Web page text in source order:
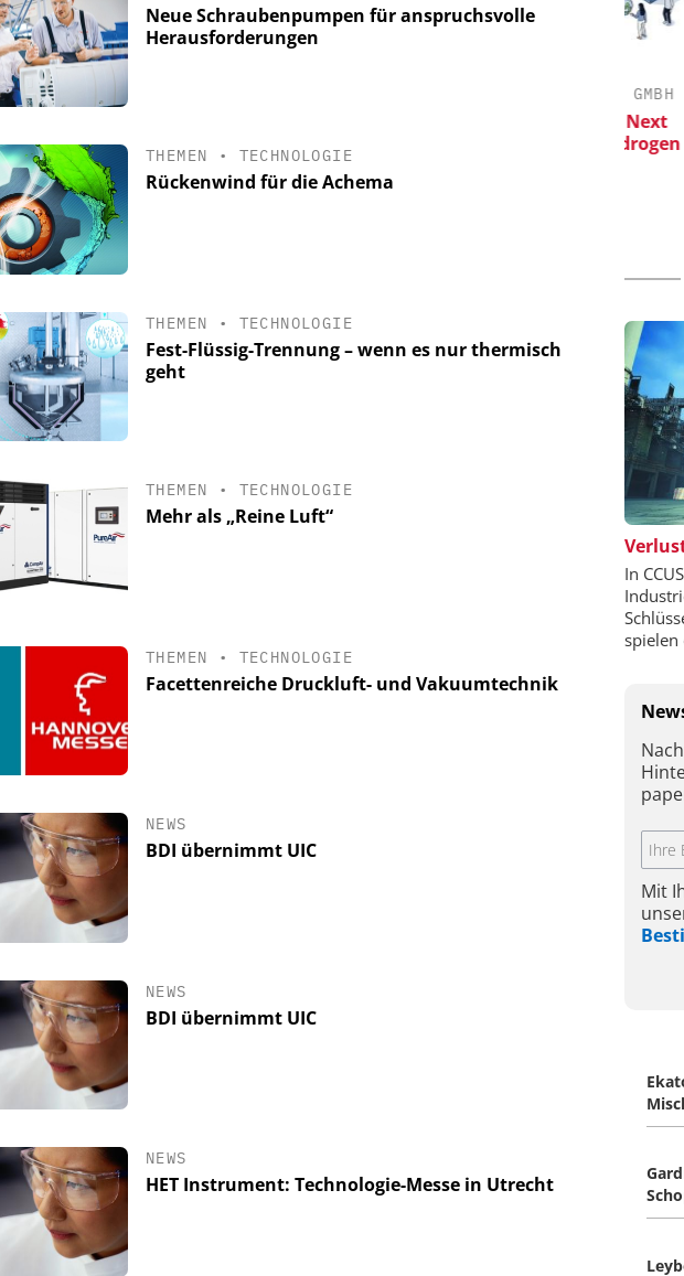
Neue Schraubenpumpen für anspruchsvolle
Herausforderungen
THEMEN • TECHNOLOGIE
Rückenwind für die Achema
THEMEN • TECHNOLOGIE
Fest-Flüssig-Trennung – wenn es nur thermisch
geht
THEMEN • TECHNOLOGIE
Mehr als „Reine Luft“
THEMEN • TECHNOLOGIE
Facettenreiche Druckluft- und Vakuumtechnik
NEWS
BDI übernimmt UIC
NEWS
BDI übernimmt UIC
NEWS
HET Instrument: Technologie-Messe in Utrecht
ING. WILHELM SCHMIDT GMBH
Produktion
Generation Batteries and Hydrogen
In
spielen
Mit